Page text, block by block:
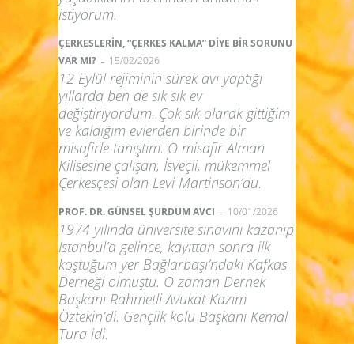
istiyorum.
ÇERKESLERİN, “ÇERKES KALMA” DİYE BİR SORUNU
VAR MI? - 15/02/2026
12 Eylül rejiminin sürek avı yaptığı
yıllarda ben de sık sık ev
değiştiriyordum. Çok sık olarak gittiğim
ve kaldığım evlerden birinde bir
misafirle tanıştım. O misafir Alman
Kilisesine çalışan, İsveçli, mükemmel
Çerkesçesi olan Levi Martinson’du.
PROF. DR. GÜNSEL ŞURDUM AVCI - 10/01/2026
1974 yılında üniversite sınavını kazanıp
Istanbul’a gelince, kayıttan sonra ilk
koştuğum yer Bağlarbaşı’ndaki Kafkas
Derneği olmuştu. O zaman Dernek
Başkanı Rahmetli Avukat Kazım
Öztekin’di. Gençlik kolu Başkanı Kemal
Tura idi.